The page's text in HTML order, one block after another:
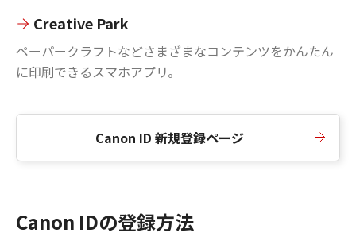
Creative Park
ペーパークラフトなどさまざまなコンテンツをかんたん
に印刷できるスマホアプリ。
Canon ID 新規登録ページ
Canon IDの登録方法